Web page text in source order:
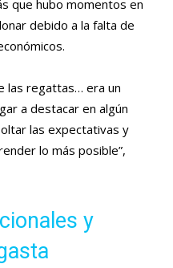
que hubo momentos en
debido a la falta de
las regattas… era un
a destacar en algún
las expectativas y
lo más posible”,
y